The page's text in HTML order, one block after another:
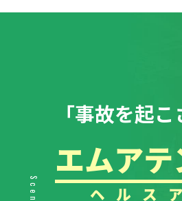
「事故を起
エムア
ヘルス